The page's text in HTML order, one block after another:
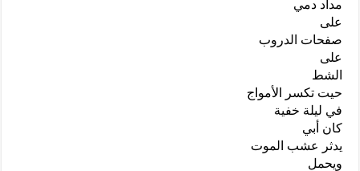
مداد دمي
على
صفحات الدروب
على
الشط
حيت تكسر الأمواج
في ليلة خفية
كان أبي
يدثر عشب الموت
ويحمل